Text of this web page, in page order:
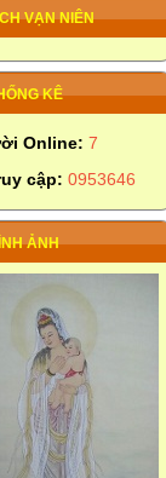
VẠN NIÊN
KÊ
Online: 7
cập: 0953646
ẢNH